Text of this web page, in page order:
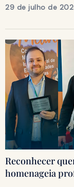
29 de julho de
Reconhecer
homenageia